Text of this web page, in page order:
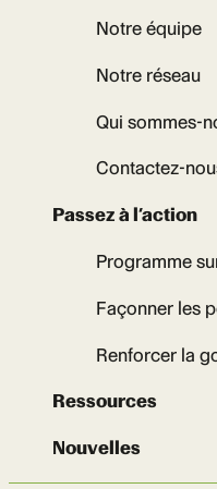
Notre équipe
Notre réseau
Qui sommes-
Contactez-
Passez à l’action
Programme
Façonner les
Renforcer la
Ressources
Nouvelles